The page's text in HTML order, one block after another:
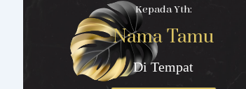
Kepada Yth:
Nama Tamu
Di Tempat